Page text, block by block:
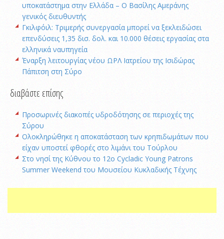
υποκατάστημα στην Ελλάδα – Ο Βασίλης Αμεράνης
γενικός διευθυντής
Γκιλφόιλ: Τριμερής συνεργασία μπορεί να ξεκλειδώσει
επενδύσεις 1,35 δισ. δολ. και 10.000 θέσεις εργασίας στα
ελληνικά ναυπηγεία
Έναρξη λειτουργίας νέου ΩΡΛ Ιατρείου της Ισιδώρας
Πάπιτση στη Σύρο
διαβάστε επίσης
Προσωρινές διακοπές υδροδότησης σε περιοχές της
Σύρου
Oλοκληρώθηκε η αποκατάσταση των κρηπιδωμάτων που
είχαν υποστεί φθορές στο λιμάνι του Τούρλου
Στο νησί της Κύθνου το 12ο Cycladic Young Patrons
Summer Weekend του Μουσείου Κυκλαδικής Τέχνης